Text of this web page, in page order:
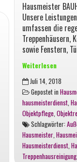
Hausmeister
Unsere
umfassen die
Treppenhäusern,
sowie Fenstern,
Weiterlesen
IHR
ERSTER
IN
WIESBADEN!
Juli 14, 2018
Gepostet in
hausmeisterdienst,
Objektpflege,
Schlagwörter:
Hausmeister,
Hausmeisterdienst,
Treppenhausreinigung